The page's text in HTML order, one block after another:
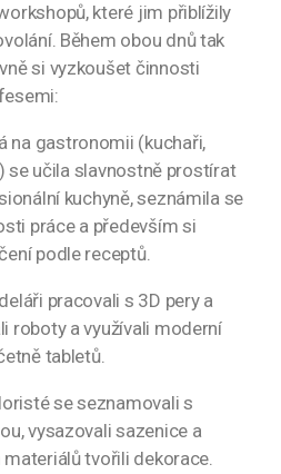
které jim přiblížily
Během obou dnů tak
si vyzkoušet činnosti
na gastronomii (kuchaři,
se učila slavnostně prostírat
kuchyně, seznámila se
práce a především si
podle receptů.
pracovali s 3D pery a
roboty a využívali moderní
tabletů.
se seznamovali s
vysazovali sazenice a
tvořili dekorace.